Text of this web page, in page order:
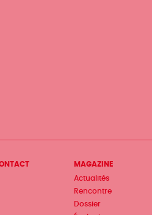
MAGAZINE
Actualités
Rencontre
Dossier